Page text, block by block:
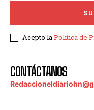
Acepto laPolítica de
CONTÁCTANOS